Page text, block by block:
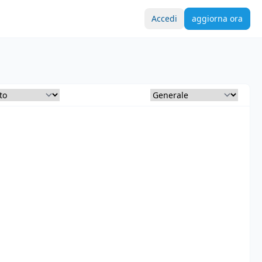
Accedi aggiorna ora